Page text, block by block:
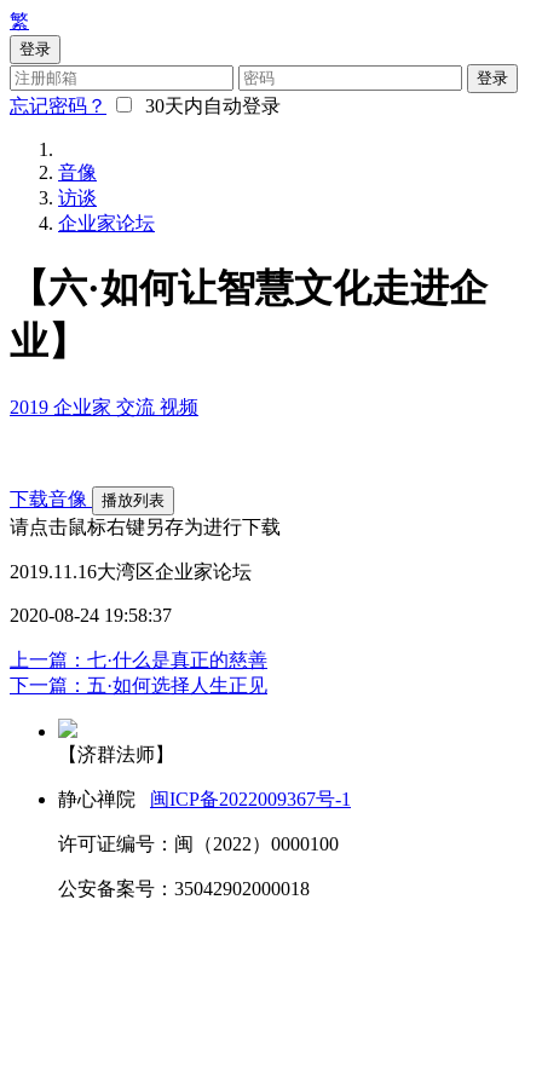
繁
登录
登录
忘记密码？ 30天内自动登录
音像
访谈
企业家论坛
【六·如何让智慧文化走进企
业】
2019 企业家 交流 视频
下载音像 播放列表
请点击鼠标右键另存为进行下载
2019.11.16大湾区企业家论坛
2020-08-24 19:58:37
上一篇：七·什么是真正的慈善
下一篇：五·如何选择人生正见
【济群法师】
静心禅院 闽ICP备2022009367号-1
许可证编号：闽（2022）0000100
公安备案号：35042902000018